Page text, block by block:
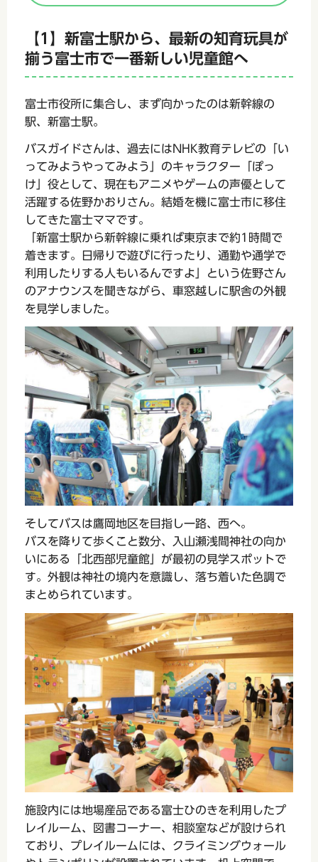
【1】新富士駅から、最新の知育玩具が
揃う富士市で一番新しい児童館へ
富士市役所に集合し、まず向かったのは新幹線の
駅、新富士駅。
バスガイドさんは、過去にはNHK教育テレビの「い
ってみようやってみよう」のキャラクター「ぽっ
け」役として、現在もアニメやゲームの声優として
活躍する佐野かおりさん。結婚を機に富士市に移住
してきた富士ママです。
「新富士駅から新幹線に乗れば東京まで約1時間で
着きます。日帰りで遊びに行ったり、通勤や通学で
利用したりする人もいるんですよ」という佐野さん
のアナウンスを聞きながら、車窓越しに駅舎の外観
を見学しました。
そしてバスは鷹岡地区を目指し一路、西へ。
バスを降りて歩くこと数分、入山瀬浅間神社の向か
いにある「北西部児童館」が最初の見学スポットで
す。外観は神社の境内を意識し、落ち着いた色調で
まとめられています。
施設内には地場産品である富士ひのきを利用したプ
レイルーム、図書コーナー、相談室などが設けられ
ており、プレイルームには、クライミングウォール